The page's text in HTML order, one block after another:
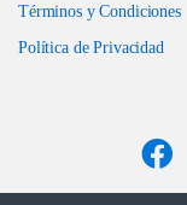
Términos y Condiciones
Política de Privacidad